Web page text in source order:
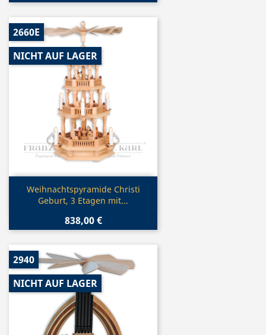
Vorschau
Weihnachtspyramide Christi
Geburt, 3 Etagen mit...
838,00 €
2660E
NICHT AUF LAGER
2940
NICHT AUF LAGER